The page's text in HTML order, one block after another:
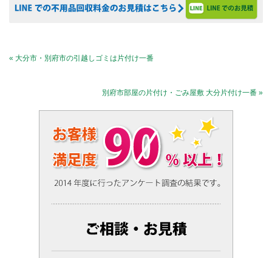
« 大分市・別府市の引越しゴミは片付け一番
別府市部屋の片付け・ごみ屋敷 大分片付け一番 »